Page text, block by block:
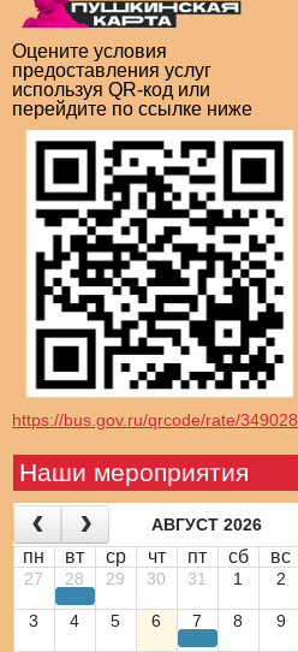
Оцените условия
предоставления услуг
используя QR-код или
перейдите по ссылке ниже
https://bus.gov.ru/qrcode/rate/349028
Наши мероприятия
АВГУСТ 2026
пн вт ср чт пт сб вс
27 28 29 30 31 1 2
3 4 5 6 7 8 9